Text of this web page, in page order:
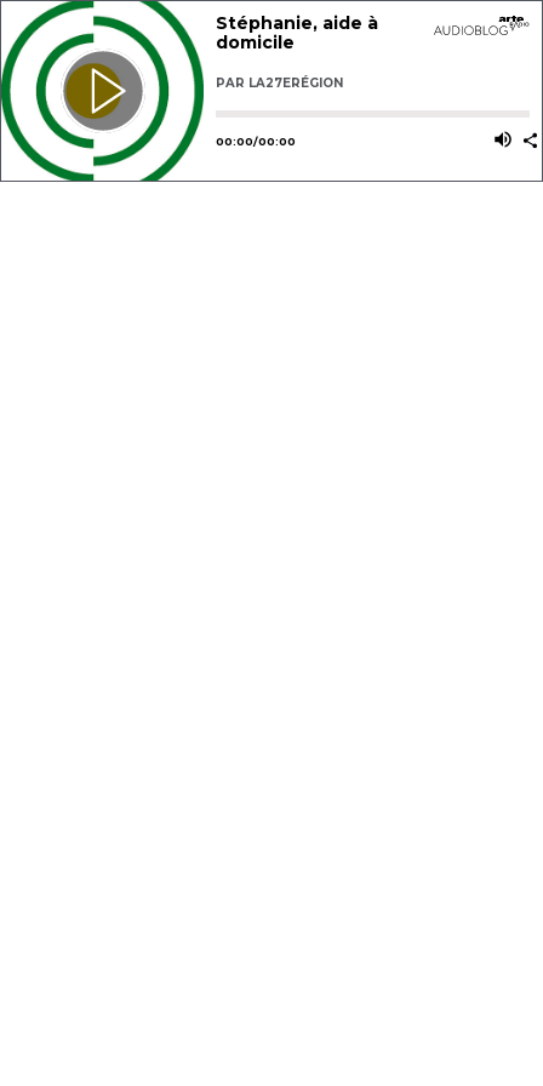
Stéphanie, aide à
domicile
PAR LA27ERÉGION
Utilisez les flèches gauche ou
00:00/00:00